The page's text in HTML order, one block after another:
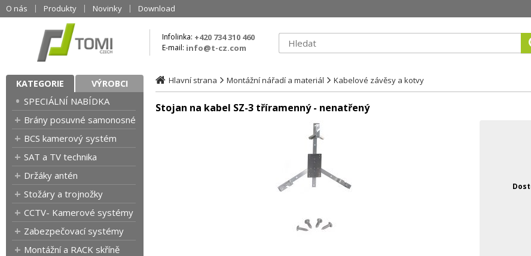
O nás Produkty Novinky Download
Infolinka: +420 734 310 460
E-mail: info@t-cz.com
KATEGORIE VÝROBCI
SPECIÁLNÍ NABÍDKA
Brány posuvné samonosné
BCS kamerový systém
SAT a TV technika
Držáky antén
Stožáry a trojnožky
CCTV- Kamerové systémy
Zabezpečovací systémy
Montážní a RACK skříně
Hlavní strana Montážní nářadí a materiál Kabelové závěsy a kotvy
Stojan na kabel SZ-3 tříramenný - nenatřený